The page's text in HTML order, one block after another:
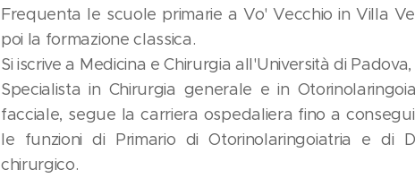
Frequenta le scuole primarie a Vo' Vecchio in Villa
poi la formazione classica.
Si iscrive a Medicina e Chirurgia all'Università di
Specialista in Chirurgia generale e in
facciale, segue la carriera ospedaliera fino a
le funzioni di Primario di Otorinolaringoiatria e di
chirurgico.